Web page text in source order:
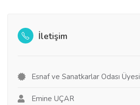
İletişim
Esnaf ve Sanatkarlar Odası Üyesi
Emine UÇAR